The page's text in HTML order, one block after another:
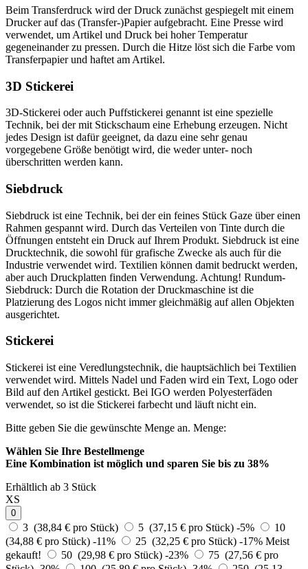
Beim Transferdruck wird der Druck zunächst gespiegelt mit einem
Drucker auf das (Transfer-)Papier aufgebracht. Eine Presse wird
verwendet, um Artikel und Druck bei hoher Temperatur
gegeneinander zu pressen. Durch die Hitze löst sich die Farbe vom
Transferpapier und haftet am Artikel.
3D Stickerei
3D-Stickerei oder auch Puffstickerei genannt ist eine spezielle
Technik, bei der mit Stickschaum eine Erhebung erzeugen. Nicht
jedes Design ist dafür geeignet, da dazu eine sehr genau
vorgegebene Größe benötigt wird, die weder unter- noch
überschritten werden kann.
Siebdruck
Siebdruck ist eine Technik, bei der ein feines Stück Gaze über einen
Rahmen gespannt wird. Durch das Verteilen von Tinte durch die
Öffnungen entsteht ein Druck auf Ihrem Produkt. Siebdruck ist eine
Drucktechnik, die sowohl für grafische Zwecke als auch für die
Industrie verwendet wird. Textilien können damit bedruckt werden,
aber auch Druckplatten finden Verwendung. Achtung! Rundum-
Siebdruck: Durch die Rotation der Druckmaschine ist die
Platzierung des Logos nicht immer gleichmäßig auf allen Objekten
ausgerichtet.
Stickerei
Stickerei ist eine Veredlungstechnik, die hauptsächlich bei Textilien
verwendet wird. Mittels Nadel und Faden wird ein Text, Logo oder
Bild auf den Artikel gestickt. Bei IGO werden Polyesterfäden
verwendet, so ist die Stickerei farbecht und läuft nicht ein.
Bitte geben Sie die gewünschte Menge an. Menge:
Wählen Sie Ihre Bestellmenge
Eine Kombination ist möglich und sparen Sie bis zu 38%
Erhältlich ab 3 Stück
XS
0
3 (38,84 € pro Stück) 5 (37,15 € pro Stück) -5%
10
(34,88 € pro Stück) -11% 25 (32,25 € pro Stück) -17% Meist
gekauft!
50 (29,98 € pro Stück) -23%
75 (27,56 € pro